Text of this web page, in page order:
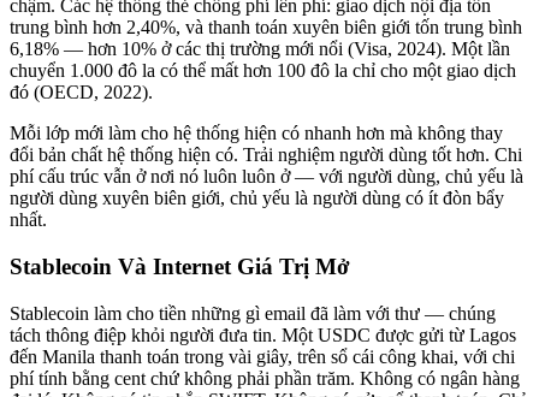
chậm. Các hệ thống thẻ chồng phí lên phí: giao dịch nội địa tốn
trung bình hơn 2,40%, và thanh toán xuyên biên giới tốn trung bình
6,18% — hơn 10% ở các thị trường mới nổi (Visa, 2024). Một lần
chuyển 1.000 đô la có thể mất hơn 100 đô la chỉ cho một giao dịch
đó (OECD, 2022).
Mỗi lớp mới làm cho hệ thống hiện có nhanh hơn mà không thay
đổi bản chất hệ thống hiện có. Trải nghiệm người dùng tốt hơn. Chi
phí cấu trúc vẫn ở nơi nó luôn luôn ở — với người dùng, chủ yếu là
người dùng xuyên biên giới, chủ yếu là người dùng có ít đòn bẩy
nhất.
Stablecoin Và Internet Giá Trị Mở
Stablecoin làm cho tiền những gì email đã làm với thư — chúng
tách thông điệp khỏi người đưa tin. Một USDC được gửi từ Lagos
đến Manila thanh toán trong vài giây, trên sổ cái công khai, với chi
phí tính bằng cent chứ không phải phần trăm. Không có ngân hàng